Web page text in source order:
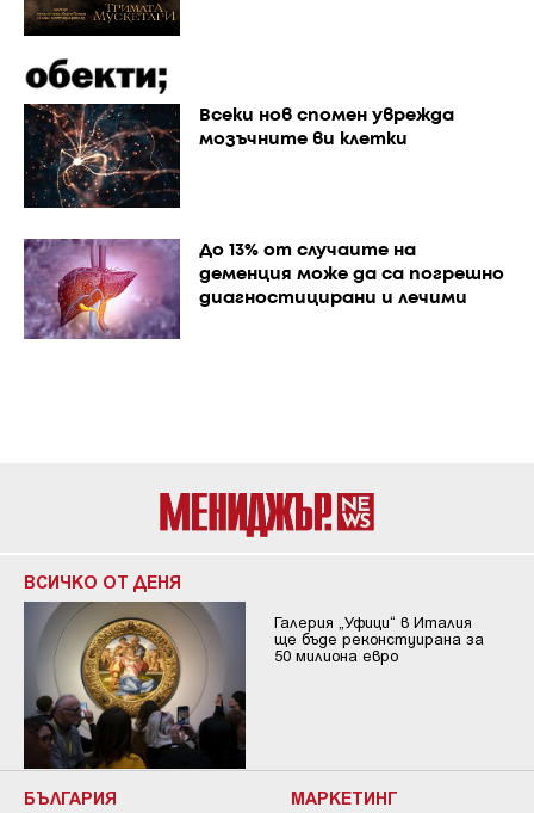
Всеки нов спомен уврежда
мозъчните ви клетки
До 13% от случаите на
деменция може да са погрешно
диагностицирани и лечими
ВСИЧКО ОТ ДЕНЯ
Галерия „Уфици“ в Италия
ще бъде реконстуирана за
50 милиона евро
БЪЛГАРИЯ МАРКЕТИНГ